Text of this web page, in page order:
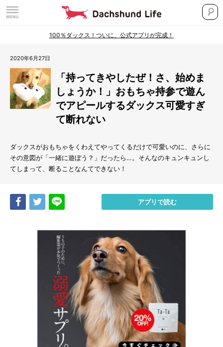
100％ダックス！ついに、公式アプリが完成！
2020年6月27日
「持ってきやしたぜ！さ、始めま
しょうか！」おもちゃ持参で遊ん
でアピールするダックス可愛すぎ
て断れない
ダックスがおもちゃをくわえてやってくるだけで可愛いのに、さらに
その意図が「一緒に遊ぼう？」だったら…。そんなのキュンキュンし
てしまって、断ることなんてできない！
Share Tweet アプリで読む